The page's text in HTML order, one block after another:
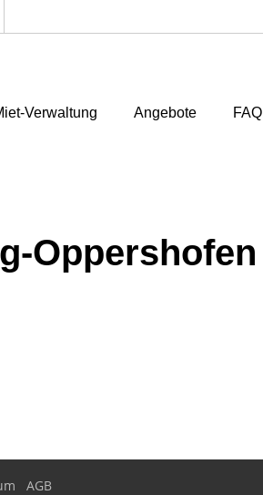
Verwaltung Angebote FAQ
Oppershofen
AGB